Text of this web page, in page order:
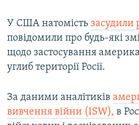
У США натомість засудили
повідомили про будь-які
щодо застосування
углиб території Росії.
За даними аналітиків
вивчення війни (ISW), в